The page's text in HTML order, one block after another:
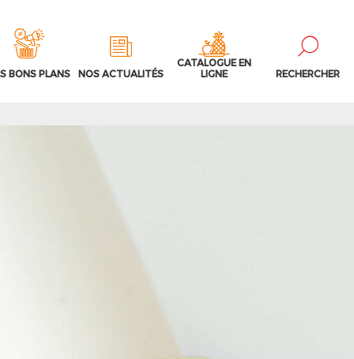
BONS PLANS NOS ACTUALITÉS
CATALOGUE EN
LIGNE
RECHERCHER